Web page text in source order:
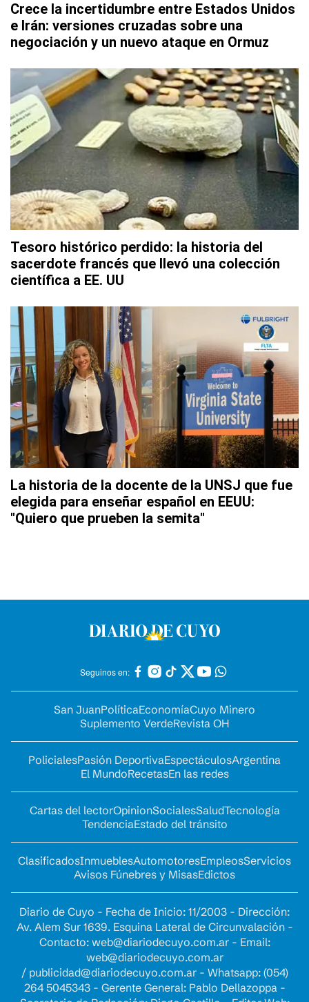
Crece la incertidumbre entre Estados Unidos
e Irán: versiones cruzadas sobre una
negociación y un nuevo ataque en Ormuz
Tesoro histórico perdido: la historia del
sacerdote francés que llevó una colección
científica a EE. UU
La historia de la docente de la UNSJ que fue
elegida para enseñar español en EEUU:
"Quiero que prueben la semita"
Seguinos en:
San JuanPolíticaEconomíaCuyo Minero
Suplemento VerdeRevista OH
PolicialesPasión DeportivaEspectáculosArgentina
El MundoRecetasEn las redes
Cartas del lectorOpinionSocialesSaludTecnología
TendenciaEstado del tránsito
ClasificadosInmueblesAutomotoresEmpleosServicios
Avisos Fúnebres y MisasEdictos
Diario de Cuyo - Fecha de Inicio: 11/2003 - Dirección:
Av. Alem Sur 1639. Esquina Lateral de Circunvalación -
Contacto: web@diariodecuyo.com.ar- Email:
web@diariodecuyo.com.ar
/ publicidad@diariodecuyo.com.ar- Whatsapp: (054)
264 5045343 - Gerente General: Pablo Dellazoppa -